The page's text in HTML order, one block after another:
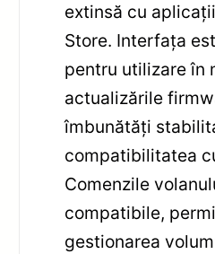
extinsă cu
Store. Interfața
pentru utilizare în
actualizările
îmbunătăți
compatibilitatea
Comenzile
compatibile,
gestionarea